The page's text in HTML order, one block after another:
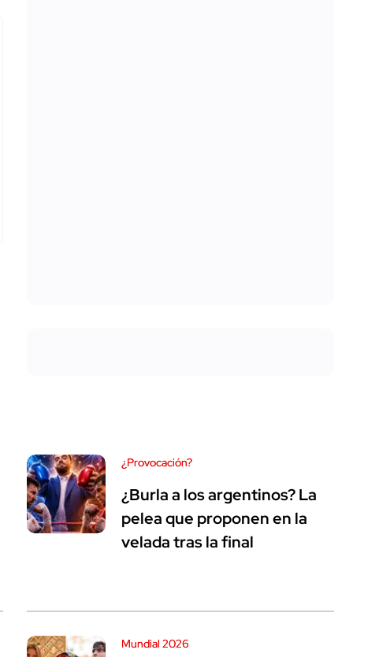
¿Provocación?
¿Burla a los argentinos? La
pelea que proponen en la
velada tras la final
Mundial 2026